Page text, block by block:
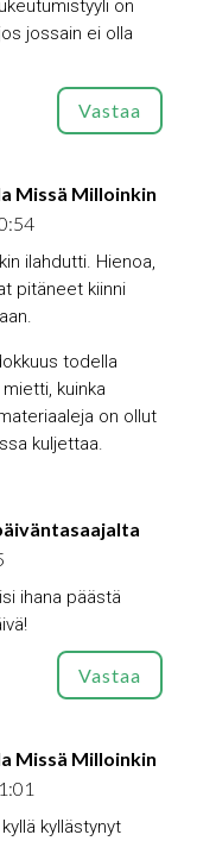
on
jossain ei olla
Vastaa
Missä Milloinkin
ilahdutti. Hienoa,
pitäneet kiinni
todella
kuinka
on ollut
kuljettaa.
ihana päästä
Vastaa
Missä Milloinkin
kyllästynyt